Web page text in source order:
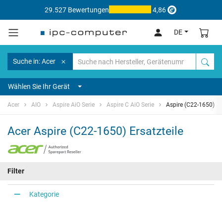
29.527 Bewertungen 4,86
DE
Suche in: Acer
Wählen Sie Ihr Gerät
Acer AIO Aspire AiO Serie Aspire C AiO Serie Aspire (C22-1650)
Acer Aspire (C22-1650) Ersatzteile
Filter
Kategorie